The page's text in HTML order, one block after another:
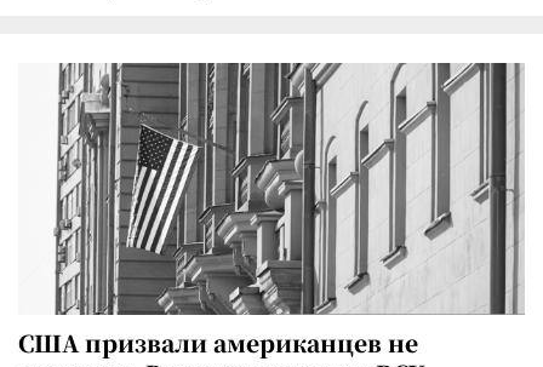
США призвали американцев не